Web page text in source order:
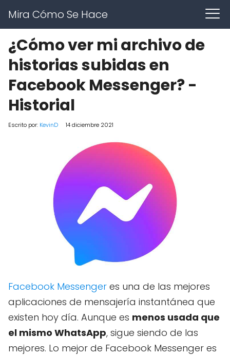
Mira Cómo Se Hace
¿Cómo ver mi archivo de
historias subidas en
Facebook Messenger? -
Historial
Escrito por: KevinD 14 diciembre 2021
Facebook Messenger es una de las mejores
aplicaciones de mensajería instantánea que
existen hoy día. Aunque es menos usada que
el mismo WhatsApp, sigue siendo de las
mejores. Lo mejor de Facebook Messenger es